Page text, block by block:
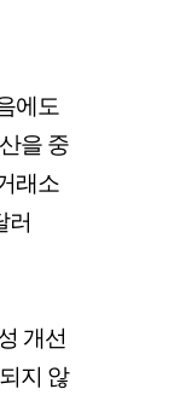
에도
을 중
래소
러
개선
지 않